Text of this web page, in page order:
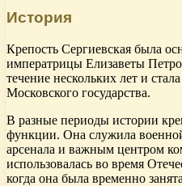
История
Крепость Сергиевская была
императрицы Елизаветы
течение нескольких лет и
Московского государства.
В разные периоды истории
функции. Она служила
арсенала и важным центром
использовалась во время
когда она была временно